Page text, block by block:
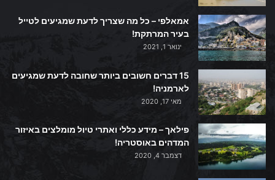
אמאלפי – כל מה שצריך לדעת שמגיעים לטייל
בעיר המרתקת!
ינואר 1, 2021
15 דברים חשובים ביותר שחובה לדעת שמגיעים
לארמניה!
מאי 17, 2020
פילאך – מידע כללי ואתרי טיול מומלצים באיזור
המדהים באוסטריה!
דצמבר 4, 2020